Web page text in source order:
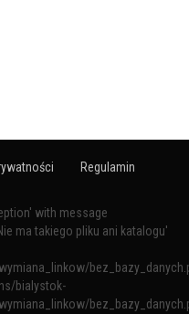
Regulamin
with message
ma takiego pliku ani katalogu'
bialystok-